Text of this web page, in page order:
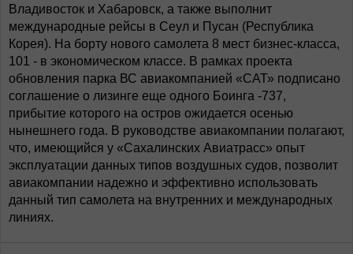
Владивосток и Хабаровск, а также выполнит
международные рейсы в Сеул и Пусан (Республика
Корея). На борту нового самолета 8 мест бизнес-класса,
101 - в экономическом классе. В рамках проекта
обновления парка ВС авиакомпанией «САТ» подписано
соглашение о лизинге еще одного Боинга -737,
прибытие которого на остров ожидается осенью
нынешнего года. В руководстве авиакомпании полагают,
что, имеющийся у «Сахалинских Авиатрасс» опыт
эксплуатации данных типов воздушных судов, позволит
авиакомпании надежно и эффективно использовать
данный тип самолета на внутренних и международных
линиях.